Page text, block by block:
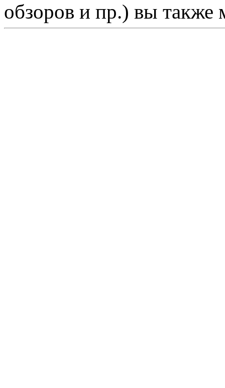
обзоров и пр.) вы также